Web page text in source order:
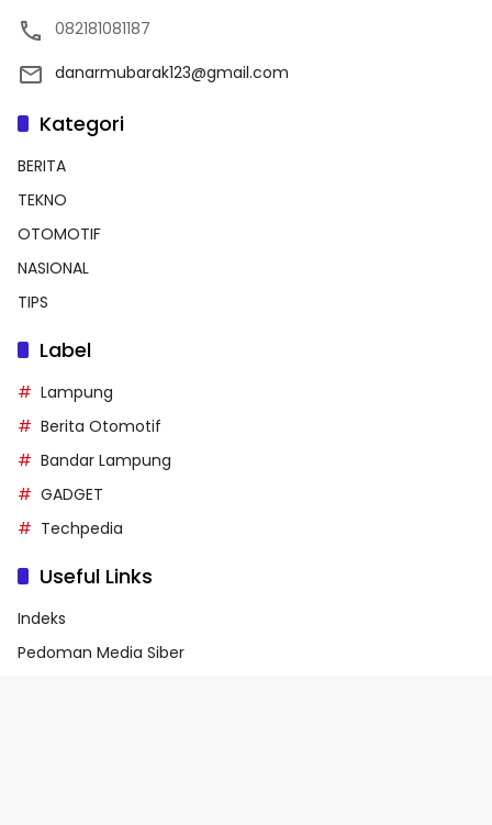
082181081187
danarmubarak123@gmail.com
Kategori
BERITA
TEKNO
OTOMOTIF
NASIONAL
TIPS
Label
Lampung
Berita Otomotif
Bandar Lampung
GADGET
Techpedia
Useful Links
Indeks
Pedoman Media Siber